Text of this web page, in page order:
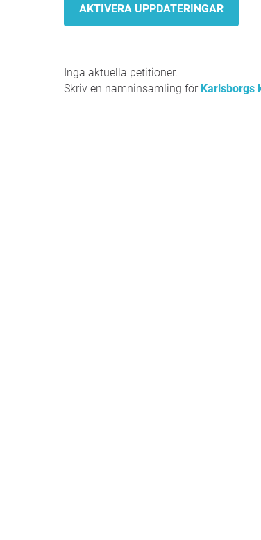
Inga aktuella petitioner.
Skriv en namninsamling för Karlsborgs